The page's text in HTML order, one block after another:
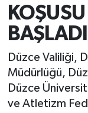
Düzce Valiliği,
Müdürlüğü,
Düzce
ve Atletizm
Künye
Video Galeri
Süper Lig
Tüm
Son Dakika
Haber